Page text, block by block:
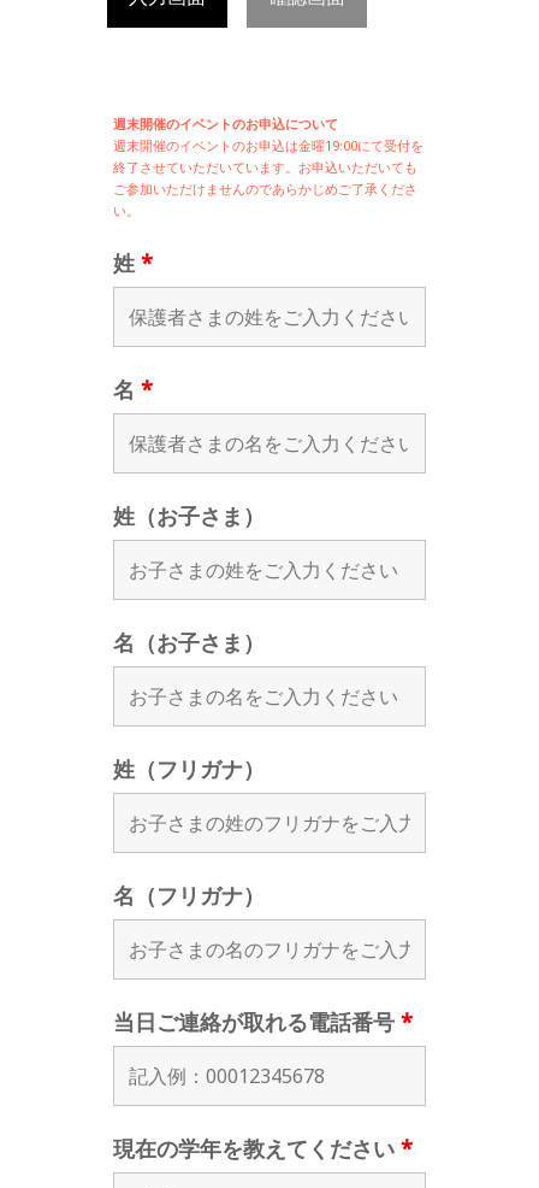
週末開催のイベントのお申込について
週末開催のイベントのお申込は金曜19:00にて受付を
終了させていただいています。お申込いただいても
ご参加いただけませんのであらかじめご了承くださ
い。
姓 *
名 *
姓（お子さま）
名（お子さま）
姓（フリガナ）
名（フリガナ）
当日ご連絡が取れる電話番号 *
現在の学年を教えてください *